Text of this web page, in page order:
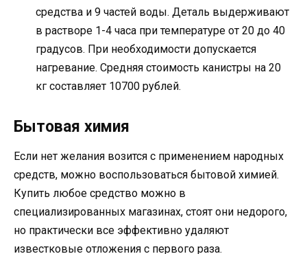
средства и 9 частей воды. Деталь выдерживают
в растворе 1-4 часа при температуре от 20 до 40
градусов. При необходимости допускается
нагревание. Средняя стоимость канистры на 20
кг составляет 10700 рублей.
Бытовая химия
Если нет желания возится с применением народных
средств, можно воспользоваться бытовой химией.
Купить любое средство можно в
специализированных магазинах, стоят они недорого,
но практически все эффективно удаляют
известковые отложения с первого раза.